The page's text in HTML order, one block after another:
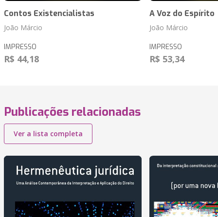
Contos Existencialistas
João Márcio
IMPRESSO
R$ 44,18
A Voz do Espírito
João Márcio
IMPRESSO
R$ 53,34
Publicações relacionadas
Ver a lista completa